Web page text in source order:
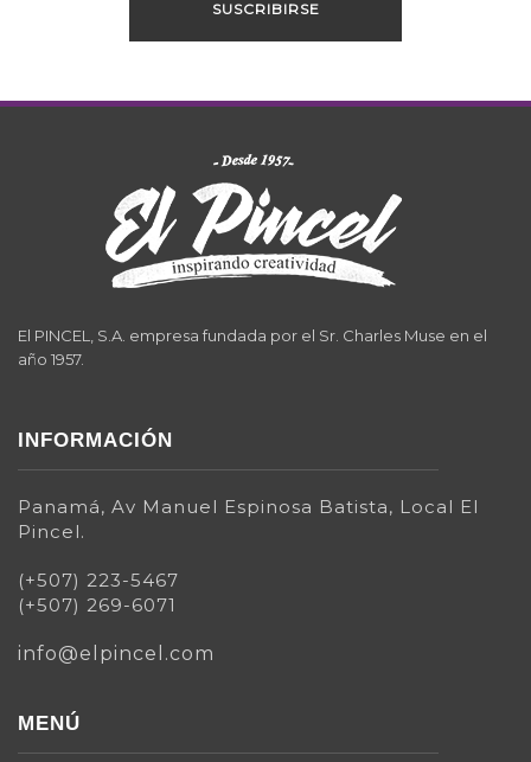
El PINCEL, S.A. empresa fundada por el Sr. Charles Muse en el
año 1957.
INFORMACIÓN
Panamá, Av Manuel Espinosa Batista, Local El
Pincel.
(+507) 223-5467
(+507) 269-6071
info@elpincel.com
MENÚ